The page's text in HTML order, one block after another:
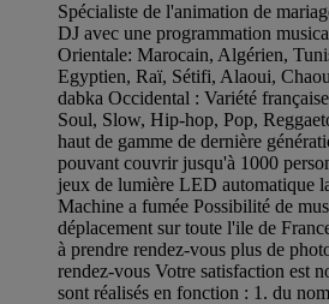
Spécialiste de l'animation de
DJ avec une programmation
Orientale: Marocain, Algérien,
Egyptien, Raï, Sétifi, Alaoui,
dabka Occidental : Variété
Soul, Slow, Hip-hop, Pop,
haut de gamme de dernière
pouvant couvrir jusqu'à 1000
jeux de lumière LED automatique
Machine a fumée Possibilité de
déplacement sur toute l'ile de
à prendre rendez-vous plus de
rendez-vous Votre satisfaction est
sont réalisés en fonction : 1. du